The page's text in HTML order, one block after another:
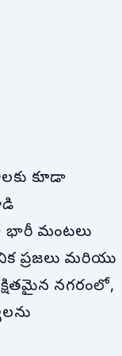
కూడా
మంటలు
ప్రజలు మరియు
నగరంలో,